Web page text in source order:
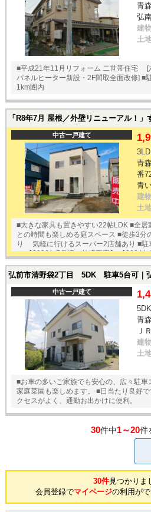
青
弘
建
土
■平成21年11月リフォーム 二世帯住宅 [
パネルヒーター新設・2F間取全面改修] ■
1km圏内
中古一戸建て
青
番
青
建
土
■大きな家具も置きやすい22帖LDK ■全居
との時間も楽しめる庭スペース ■徒歩3分
り 気軽に行けるスーパー2店舗あり ■駐車2台可 ＊＊リフォ
＊ 【2026年7月済：外構工事】 【2024年11月済：クロス交換・建具調
一棟交換・照明一棟交換】
中古一戸建て
青
Ｊ
建
土
■お車の多いご家族でも安心の、広々駐
家庭菜園も楽しめます。 ■日当たり良好
クセスがよく、通勤お出かけに便利。
30件中1～20件
30件見つかりま
会員登録でマイページの利用が